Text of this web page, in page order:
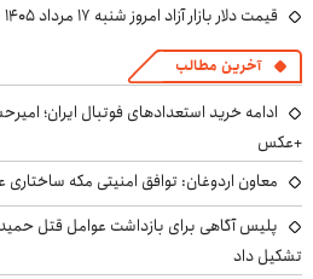
قیمت دلار بازار آزاد امروز شنبه ۱۷ مرداد ۱۴۰۵
آخرین مطالب
ادامه خرید استعدادهای فوتبال ایران؛
+عکس
معاون اردوغان: توافق امنیتی مکه ساختاری
پلیس آگاهی برای بازداشت عوامل قتل
تشکیل داد